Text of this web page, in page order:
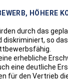
HÖHERE
durch das
so
erhebliche
eine deutliche
für den Vertrieb